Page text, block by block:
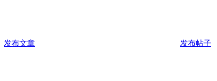
发布文章 发布帖子